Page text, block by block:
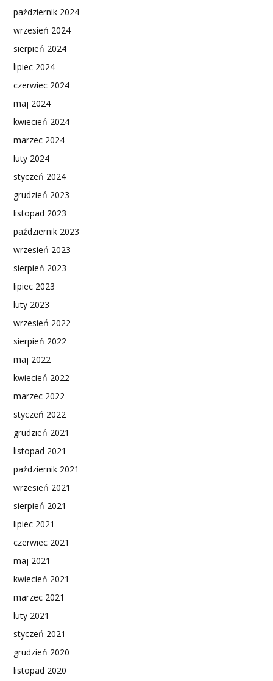
październik 2024
wrzesień 2024
sierpień 2024
lipiec 2024
czerwiec 2024
maj 2024
kwiecień 2024
marzec 2024
luty 2024
styczeń 2024
grudzień 2023
listopad 2023
październik 2023
wrzesień 2023
sierpień 2023
lipiec 2023
luty 2023
wrzesień 2022
sierpień 2022
maj 2022
kwiecień 2022
marzec 2022
styczeń 2022
grudzień 2021
listopad 2021
październik 2021
wrzesień 2021
sierpień 2021
lipiec 2021
czerwiec 2021
maj 2021
kwiecień 2021
marzec 2021
luty 2021
styczeń 2021
grudzień 2020
listopad 2020